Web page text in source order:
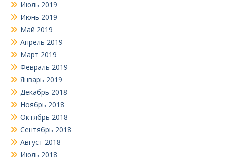
Июль 2019
Июнь 2019
Май 2019
Апрель 2019
Март 2019
Февраль 2019
Январь 2019
Декабрь 2018
Ноябрь 2018
Октябрь 2018
Сентябрь 2018
Август 2018
Июль 2018